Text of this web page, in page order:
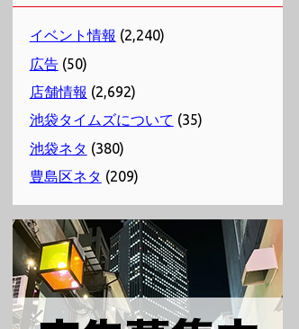
イベント情報 (2,240)
広告(50)
店舗情報 (2,692)
池袋タイムズについて (35)
池袋ネタ (380)
豊島区ネタ (209)